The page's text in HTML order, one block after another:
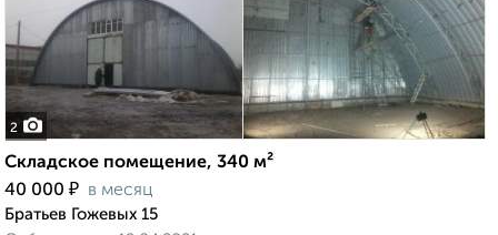
2
Складское помещение, 340 м²
40 000 ₽ в месяц
Братьев Гожевых 15